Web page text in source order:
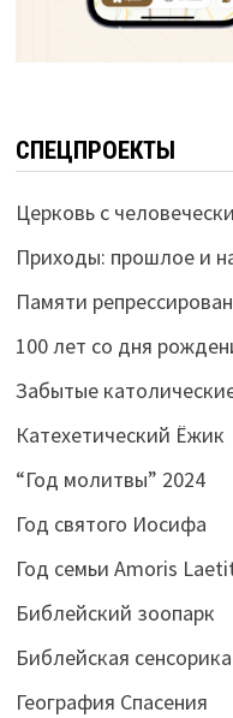
СПЕЦПРОЕКТЫ
Церковь с
Приходы: прошлое и
Памяти
100 лет со дня
Забытые
Катехетический Ёжик
“Год молитвы” 2024
Год святого Иосифа
Год семьи Amoris
Библейский зоопарк
Библейская сенсорика
География Спасения